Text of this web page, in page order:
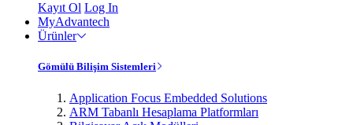
Kayıt Ol Log In
MyAdvantech
Ürünler
Gömülü Bilişim Sistemleri
Application Focus Embedded Solutions
ARM Tabanlı Hesaplama Platformları